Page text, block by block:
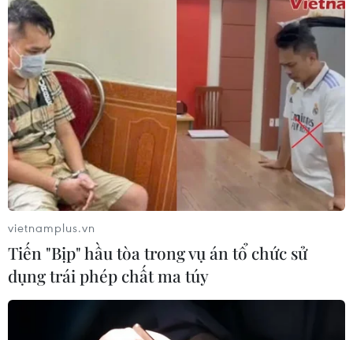
vietnamplus.vn
Tiến "Bịp" hầu tòa trong vụ án tổ chức sử
dụng trái phép chất ma túy